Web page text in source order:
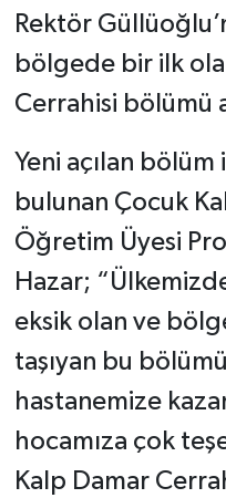
Rektör
bölgede bir ilk
Cerrahisi bölümü
Yeni açılan bölüm
bulunan Çocuk
Öğretim Üyesi
Hazar;
eksik olan ve
taşıyan bu
hastanemize
hocamıza çok
Kalp Damar